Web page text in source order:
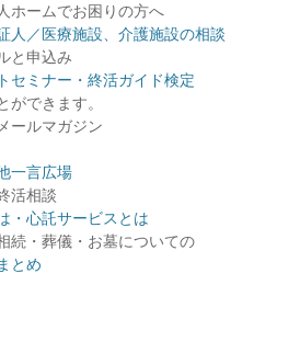
ホームでお困りの方へ
人／医療施設、介護施設の相談
と申込み
セミナー・終活ガイド検定
できます。
ールマガジン
一言広場
活相談
・心託サービスとは
続・葬儀・お墓についての
とめ